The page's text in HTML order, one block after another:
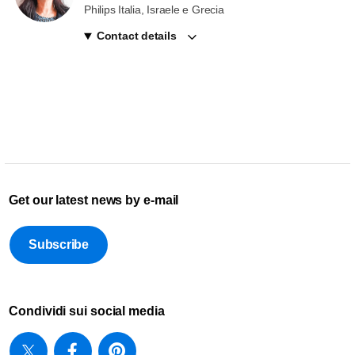
Philips Italia, Israele e Grecia
Contact details
Get our latest news by e-mail
Subscribe
Condividi sui social media